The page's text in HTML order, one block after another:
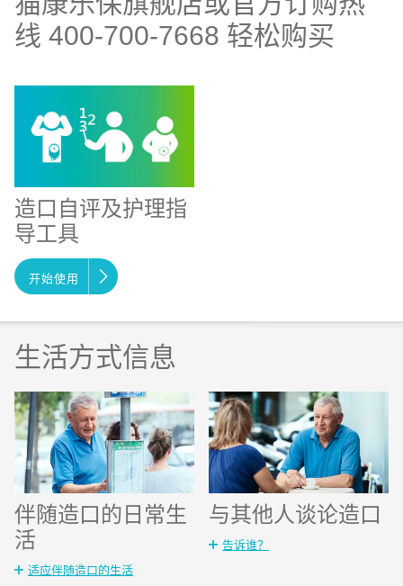
线 400-700-7668 轻松购买
造口自评及护理指
导工具
开始使用
生活方式信息
伴随造口的日常生
活
适应伴随造口的生活
与其他人谈论造口
告诉谁？